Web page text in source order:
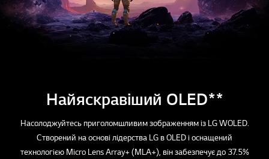
Найяскравіший OLED**
Насолоджуйтесь приголомшливим зображенням із LG WOLED.
Створений на основі лідерства LG в OLED і оснащений
технологією Micro Lens Array+ (MLA+), він забезпечує до 37.5%